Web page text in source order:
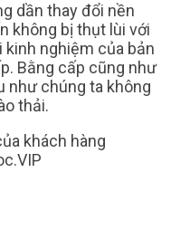
dần thay đổi nền
không bị thụt lùi với
kinh nghiệm của bản
Bằng cấp cũng như
như chúng ta không
thải.
khách hàng